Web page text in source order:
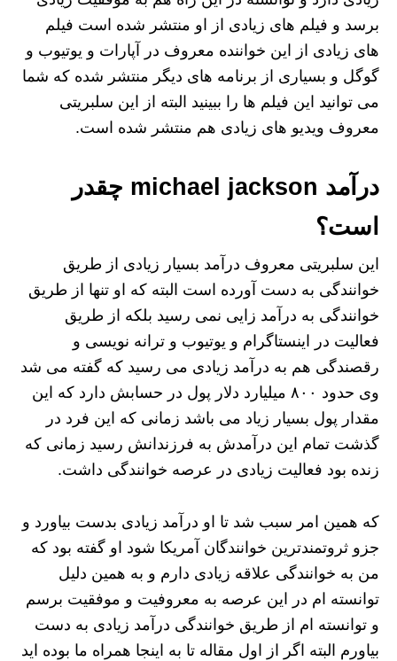
برسد و فیلم‌ های زیادی از او منتشر شده است فیلم‌
های زیادی از این خواننده معروف در آپارات و یوتیوب و
گوگل و بسیاری از برنامه‌ های دیگر منتشر شده که شما
می توانید این فیلم ها را ببینید البته از این سلبریتی
معروف ویدیو های زیادی هم منتشر شده است.
درآمد michael jackson چقدر
است؟
این سلبریتی معروف درآمد بسیار زیادی از طریق
خوانندگی به دست آورده است البته که او تنها از طریق
خوانندگی به درآمد زایی نمی رسید بلکه از طریق
فعالیت در اینستاگرام و یوتیوب و ترانه نویسی و
رقصندگی هم به درآمد زیادی می رسید که گفته می شد
وی حدود ۸۰۰ میلیارد دلار پول در حسابش دارد که این
مقدار پول بسیار زیاد می باشد زمانی که این فرد در
گذشت تمام این درآمدش به فرزندانش رسید زمانی که
زنده بود فعالیت زیادی در عرصه خوانندگی داشت.
که همین امر سبب شد تا او درآمد زیادی بدست بیاورد و
جزو ثروتمندترین خوانندگان آمریکا شود او گفته بود که
من به خوانندگی علاقه زیادی دارم و به همین دلیل
توانسته ام در این عرصه به معروفیت و موفقیت برسم
و توانسته ام از طریق خوانندگی درآمد زیادی به دست
بیاورم البته اگر از اول مقاله تا به اینجا همراه ما بوده اید